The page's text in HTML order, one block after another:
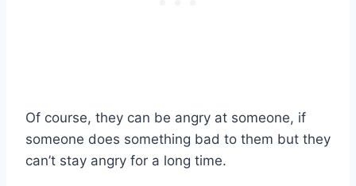
Of course, they can be angry at someone, if
someone does something bad to them but they
can’t stay angry for a long time.